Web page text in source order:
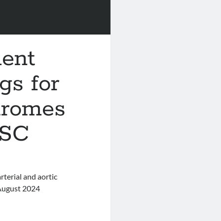
for
and aortic
2024